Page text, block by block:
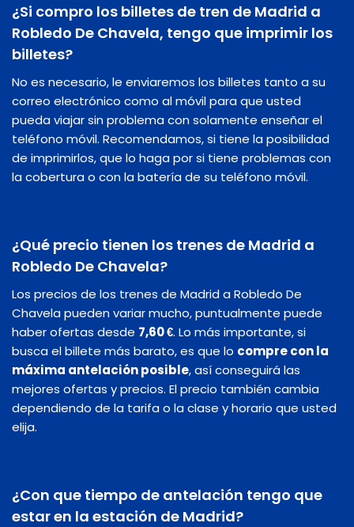
¿Si compro los billetes de tren de Madrid a
Robledo De Chavela, tengo que imprimir los
billetes?
No es necesario, le enviaremos los billetes tanto a su
correo electrónico como al móvil para que usted
pueda viajar sin problema con solamente enseñar el
teléfono móvil. Recomendamos, si tiene la posibilidad
de imprimirlos, que lo haga por si tiene problemas con
la cobertura o con la batería de su teléfono móvil.
¿Qué precio tienen los trenes de Madrid a
Robledo De Chavela?
Los precios de los trenes de Madrid a Robledo De
Chavela pueden variar mucho, puntualmente puede
haber ofertas desde 7,60 €. Lo más importante, si
busca el billete más barato, es que lo compre con la
máxima antelación posible, así conseguirá las
mejores ofertas y precios. El precio también cambia
dependiendo de la tarifa o la clase y horario que usted
elija.
¿Con que tiempo de antelación tengo que
estar en la estación de Madrid?